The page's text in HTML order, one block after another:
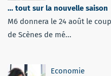
… tout sur la nouvelle saison
M6 donnera le 24 août le
de Scènes de mé...
Economie